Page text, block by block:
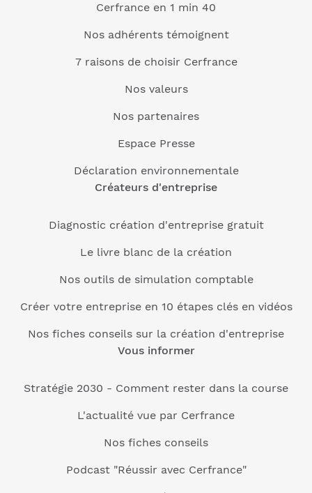
Cerfrance en 1 min 40
Nos adhérents témoignent
7 raisons de choisir Cerfrance
Nos valeurs
Nos partenaires
Espace Presse
Déclaration environnementale
Créateurs d'entreprise
Diagnostic création d'entreprise gratuit
Le livre blanc de la création
Nos outils de simulation comptable
Créer votre entreprise en 10 étapes clés en vidéos
Nos fiches conseils sur la création d'entreprise
Vous informer
Stratégie 2030 - Comment rester dans la course
L'actualité vue par Cerfrance
Nos fiches conseils
Podcast "Réussir avec Cerfrance"